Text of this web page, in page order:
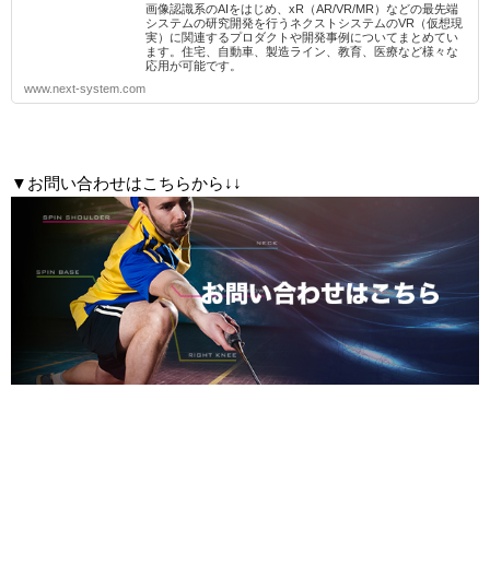
画像認識系のAIをはじめ、xR（AR/VR/MR）などの最先端
システムの研究開発を行うネクストシステムのVR（仮想現
実）に関連するプロダクトや開発事例についてまとめてい
ます。住宅、自動車、製造ライン、教育、医療など様々な
応用が可能です。
www.next-system.com
▼お問い合わせはこちらから↓↓